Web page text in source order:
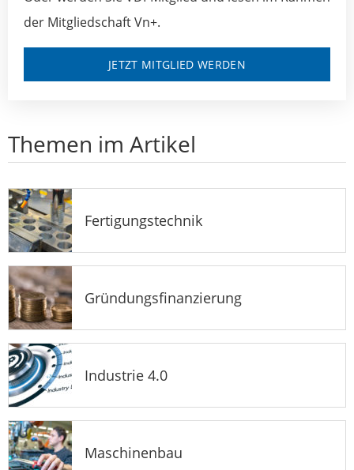
der Mitgliedschaft Vn+.
JETZT MITGLIED WERDEN
Themen im Artikel
Fertigungstechnik
Gründungsfinanzierung
Industrie 4.0
Maschinenbau